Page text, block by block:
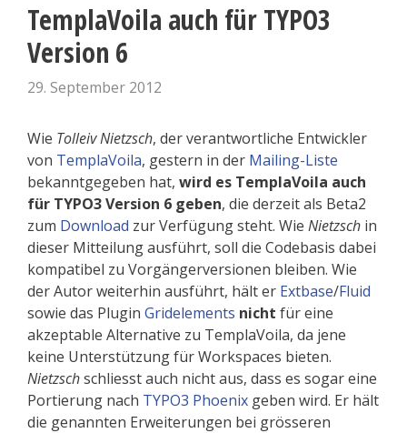
TemplaVoila auch für TYPO3
Version 6
29. September 2012
Wie Tolleiv Nietzsch, der verantwortliche Entwickler
von TemplaVoila, gestern in der Mailing-Liste
bekannt­gegeben hat, wird es TemplaVoila auch
für TYPO3 Version 6 geben, die derzeit als Beta2
zum Download zur Verfügung steht. Wie Nietzsch in
dieser Mitteilung ausführt, soll die Codebasis dabei
kom­pa­tibel zu Vorgäng­er­versionen bleiben. Wie
der Autor weiterhin ausführt, hält er Extbase/Fluid
sowie das Plugin Gridelements nicht für eine
akzeptable Alternative zu TemplaVoila, da jene
keine Unterstützung für Work­spaces bieten.
Nietzschschliesst auch nicht aus, dass es sogar eine
Portierung nach TYPO3 Phoenix geben wird. Er hält
die genannten Erweiterungen bei grösseren